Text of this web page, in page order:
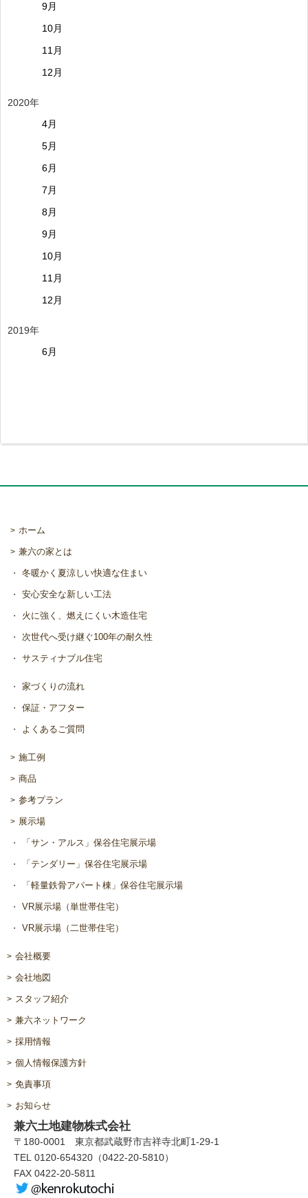
9月
10月
11月
12月
2020年
4月
5月
6月
7月
8月
9月
10月
11月
12月
2019年
6月
ホーム
兼六の家とは
冬暖かく夏涼しい快適な住まい
安心安全な新しい工法
火に強く、燃えにくい木造住宅
次世代へ受け継ぐ100年の耐久性
サスティナブル住宅
家づくりの流れ
保証・アフター
よくあるご質問
施工例
商品
参考プラン
展示場
「サン・アルス」保谷住宅展示場
「テンダリー」保谷住宅展示場
「軽量鉄骨アパート棟」保谷住宅展示場
VR展示場（単世帯住宅）
VR展示場（二世帯住宅）
会社概要
会社地図
スタッフ紹介
兼六ネットワーク
採用情報
個人情報保護方針
免責事項
お知らせ
兼六土地建物株式会社
〒180-0001 東京都武蔵野市吉祥寺北町1-29-1
TEL 0120-654320（0422-20-5810）
FAX 0422-20-5811